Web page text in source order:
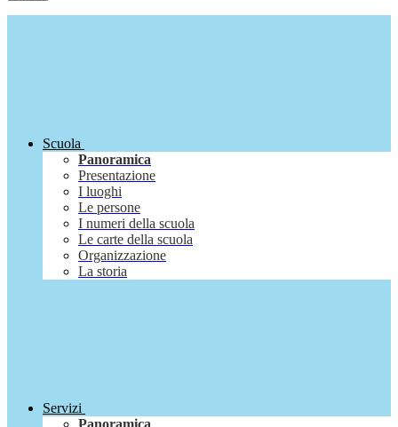
Scuola
Panoramica
Presentazione
I luoghi
Le persone
I numeri della scuola
Le carte della scuola
Organizzazione
La storia
Servizi